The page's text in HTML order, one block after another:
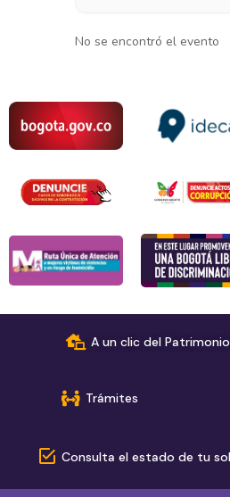
No se encontró el evento
A un clic del
Trámites
Consulta el estado de tu